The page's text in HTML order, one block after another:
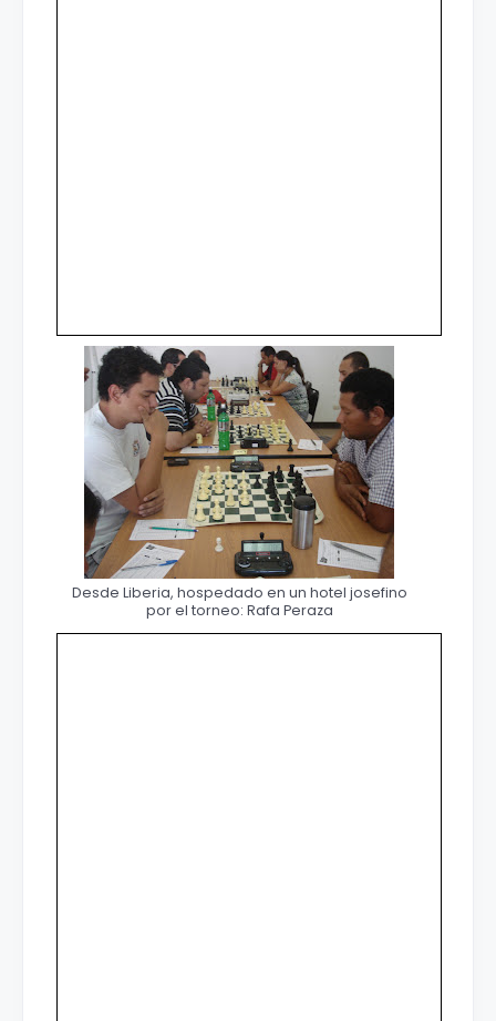
Desde Liberia, hospedado en un hotel josefino
por el torneo: Rafa Peraza